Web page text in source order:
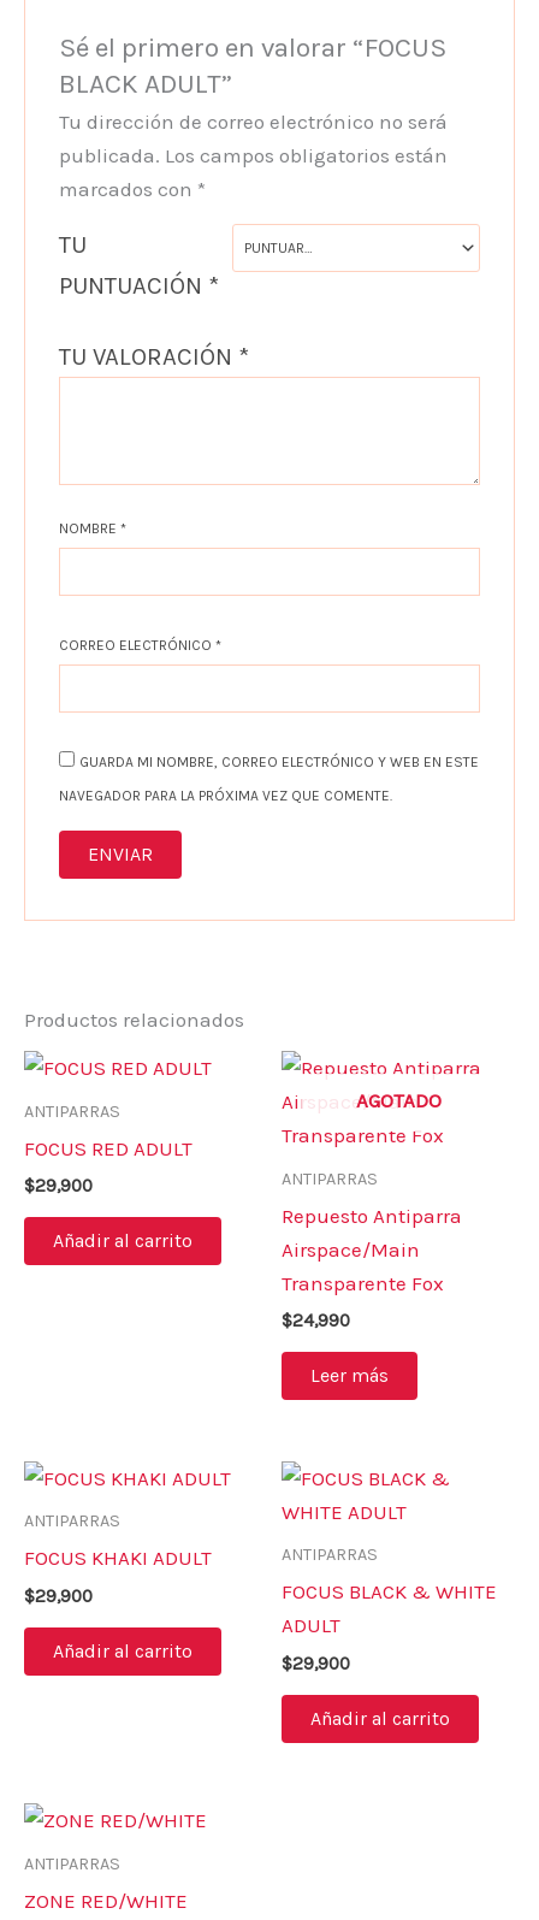
Sé el primero en valorar “FOCUS
BLACK ADULT”
Tu dirección de correo electrónico no será
publicada. Los campos obligatorios están
marcados con *
TU
PUNTUACIÓN *
TU VALORACIÓN *
NOMBRE*
CORREO ELECTRÓNICO*
GUARDA MI NOMBRE, CORREO ELECTRÓNICO Y WEB EN ESTE
NAVEGADOR PARA LA PRÓXIMA VEZ QUE COMENTE.
Productos relacionados
ANTIPARRAS
FOCUS RED ADULT
$29,900
Añadir al carrito
AGOTADO
ANTIPARRAS
Repuesto Antiparra
Airspace/Main
Transparente Fox
$24,990
Leer más
ANTIPARRAS
FOCUS KHAKI ADULT
$29,900
Añadir al carrito
ANTIPARRAS
FOCUS BLACK & WHITE
ADULT
$29,900
Añadir al carrito
ANTIPARRAS
ZONE RED/WHITE